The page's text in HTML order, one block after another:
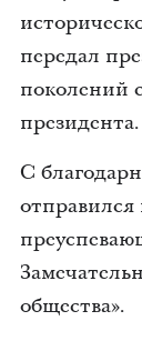
передал
поколений
президента.
С
отправился
общества».